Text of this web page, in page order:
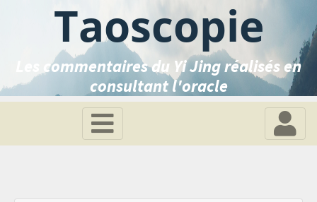
Taoscopie
Les commentaires du Yi Jing réalisés en
consultant l'oracle